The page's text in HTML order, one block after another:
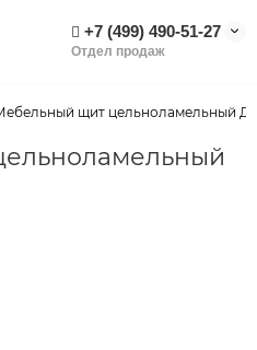
+7 (499) 490-51-27
Отдел продаж
щит цельноламельный